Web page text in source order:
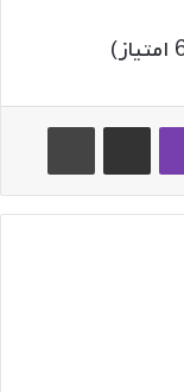
وایبر اشتراک گذاری از طریق ایمیل چاپ